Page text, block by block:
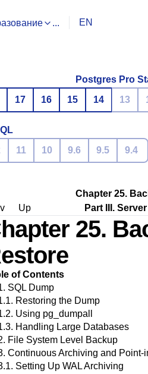
... EN
Postgres Pro
17 16 15 14 13
11 10 9.6 9.5 9.4
Chapter 25.
Up Part III.
25.
of Contents
SQLDump
Restoring the Dump
Using pg_dumpall
Handling Large Databases
File System Level Backup
Continuous Archiving and Point-
Setting Up WAL Archiving